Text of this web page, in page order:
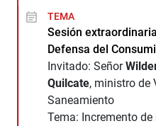
TEMA
Sesión
Defensa del
Invitado: Señor
Quilcate, ministro de
Saneamiento
Tema: Incremento